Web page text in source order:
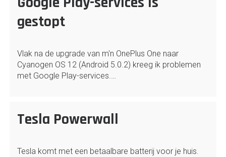
gestopt
Vlak na de upgrade van m'n OnePlus One naar
Cyanogen OS 12 (Android 5.0.2) kreeg ik problemen
met Google Play-services.…
Tesla Powerwall
Tesla komt met een betaalbare batterij voor je huis.